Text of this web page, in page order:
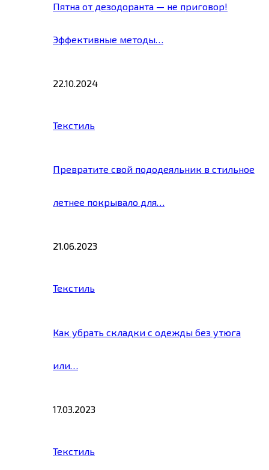
Пятна от дезодоранта — не приговор!
Эффективные методы…
22.10.2024
Текстиль
Превратите свой пододеяльник в стильное
летнее покрывало для…
21.06.2023
Текстиль
Как убрать складки с одежды без утюга
или…
17.03.2023
Текстиль